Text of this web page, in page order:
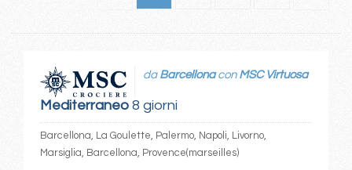
Mediterraneo8 giorni
da Barcellonacon MSC Virtuosa
Barcellona, La Goulette, Palermo, Napoli, Livorno,
Marsiglia, Barcellona, Provence(marseilles)